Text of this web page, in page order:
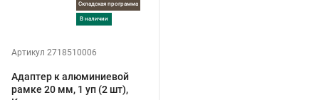
Складская программа
в наличии
Артикул 2718510006
Адаптер к алюминиевой
рамке 20 мм, 1 уп (2 шт),